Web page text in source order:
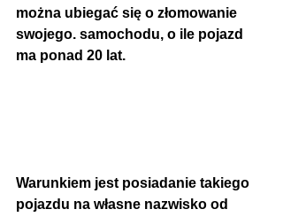
można ubiegać się o złomowanie
swojego. samochodu, o ile pojazd
ma ponad 20 lat.
Warunkiem jest posiadanie takiego
pojazdu na własne nazwisko od